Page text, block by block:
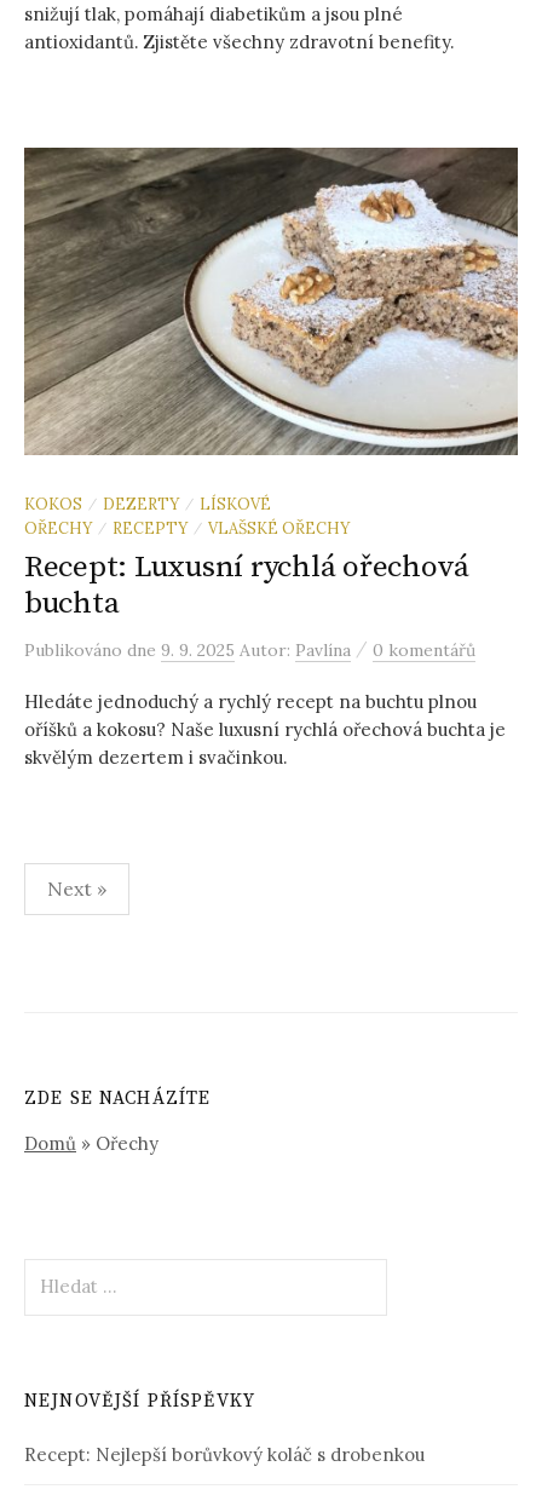
snižují tlak, pomáhají diabetikům a jsou plné
antioxidantů. Zjistěte všechny zdravotní benefity.
KOKOS / DEZERTY / LÍSKOVÉ
OŘECHY / RECEPTY / VLAŠSKÉ OŘECHY
Recept: Luxusní rychlá ořechová
buchta
Publikováno dne 9. 9. 2025 Autor: Pavlína / 0 komentářů
Hledáte jednoduchý a rychlý recept na buchtu plnou
oříšků a kokosu? Naše luxusní rychlá ořechová buchta je
skvělým dezertem i svačinkou.
Stránkování
příspěvků
Next »
ZDE SE NACHÁZÍTE
Domů » Ořechy
NEJNOVĚJŠÍ PŘÍSPĚVKY
Recept: Nejlepší borůvkový koláč s drobenkou